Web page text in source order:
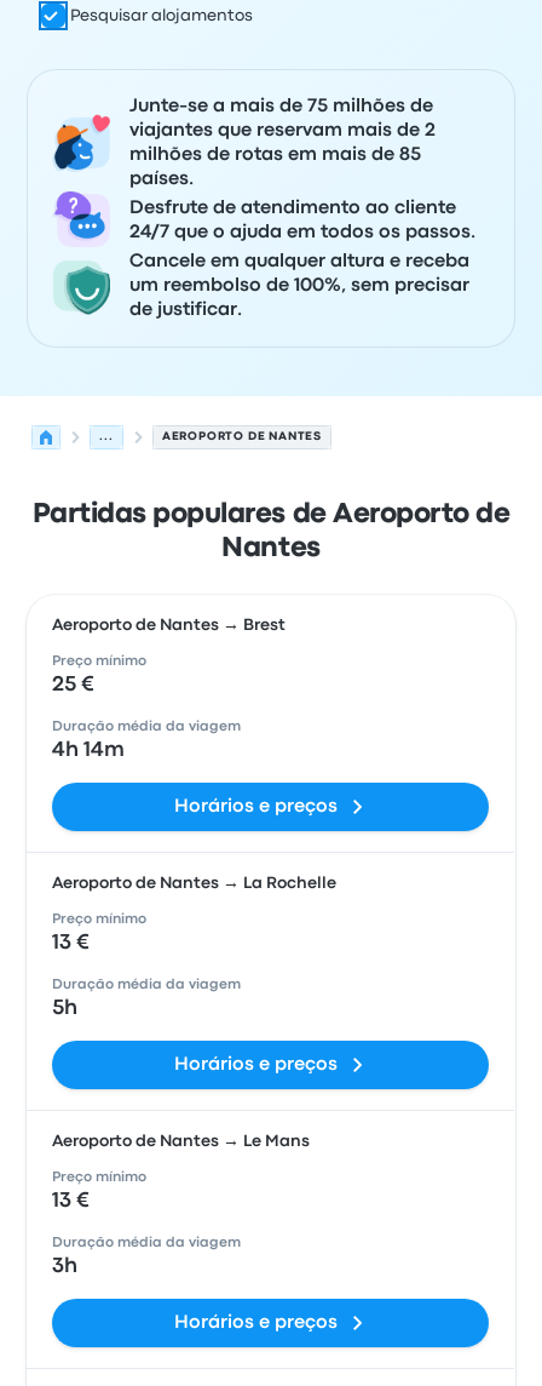
Pesquisar alojamentos
Junte-se a mais de 75 milhões de
viajantes que reservam mais de 2
milhões de rotas em mais de 85
países.
Desfrute de atendimento ao cliente
24/7 que o ajuda em todos os passos.
Cancele em qualquer altura e receba
um reembolso de 100%, sem precisar
de justificar.
... AEROPORTO DE NANTES
Partidas populares de Aeroporto de
Nantes
Aeroporto de Nantes → Brest
Preço mínimo
25 €
Duração média da viagem
4h 14m
Horários e preços
Aeroporto de Nantes → La Rochelle
Preço mínimo
13 €
Duração média da viagem
5h
Horários e preços
Aeroporto de Nantes → Le Mans
Preço mínimo
13 €
Duração média da viagem
3h
Horários e preços